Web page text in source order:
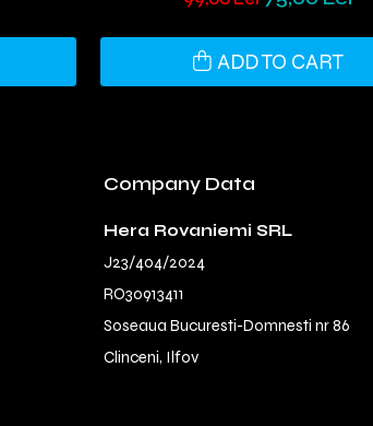
ADD TO CART
Company Data
Hera Rovaniemi SRL
J23/404/2024
RO30913411
Soseaua Bucuresti-Domnesti nr 86
Clinceni, Ilfov